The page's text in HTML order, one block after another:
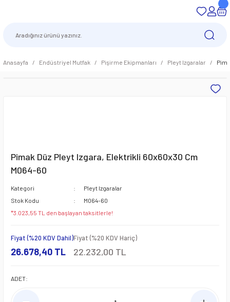
Anasayfa Endüstriyel Mutfak Pişirme Ekipmanları Pleyt Izgaralar
Pimak Düz Pleyt Izgara, Elektrikli 60x60x30 Cm
M064-60
Kategori
Pleyt Izgaralar
Stok Kodu
M064-60
*3.023,55 TL den başlayan taksitlerle!
Fiyat (%20 KDV Dahil)
26.678,40 TL
Fiyat (%20 KDV Hariç)
22.232,00 TL
ADET: